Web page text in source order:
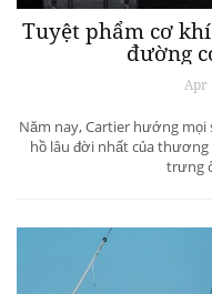
Tuyệt phẩm cơ
đường
Apr
Năm nay, Cartier hướng
hồ lâu đời nhất của thương
trưng